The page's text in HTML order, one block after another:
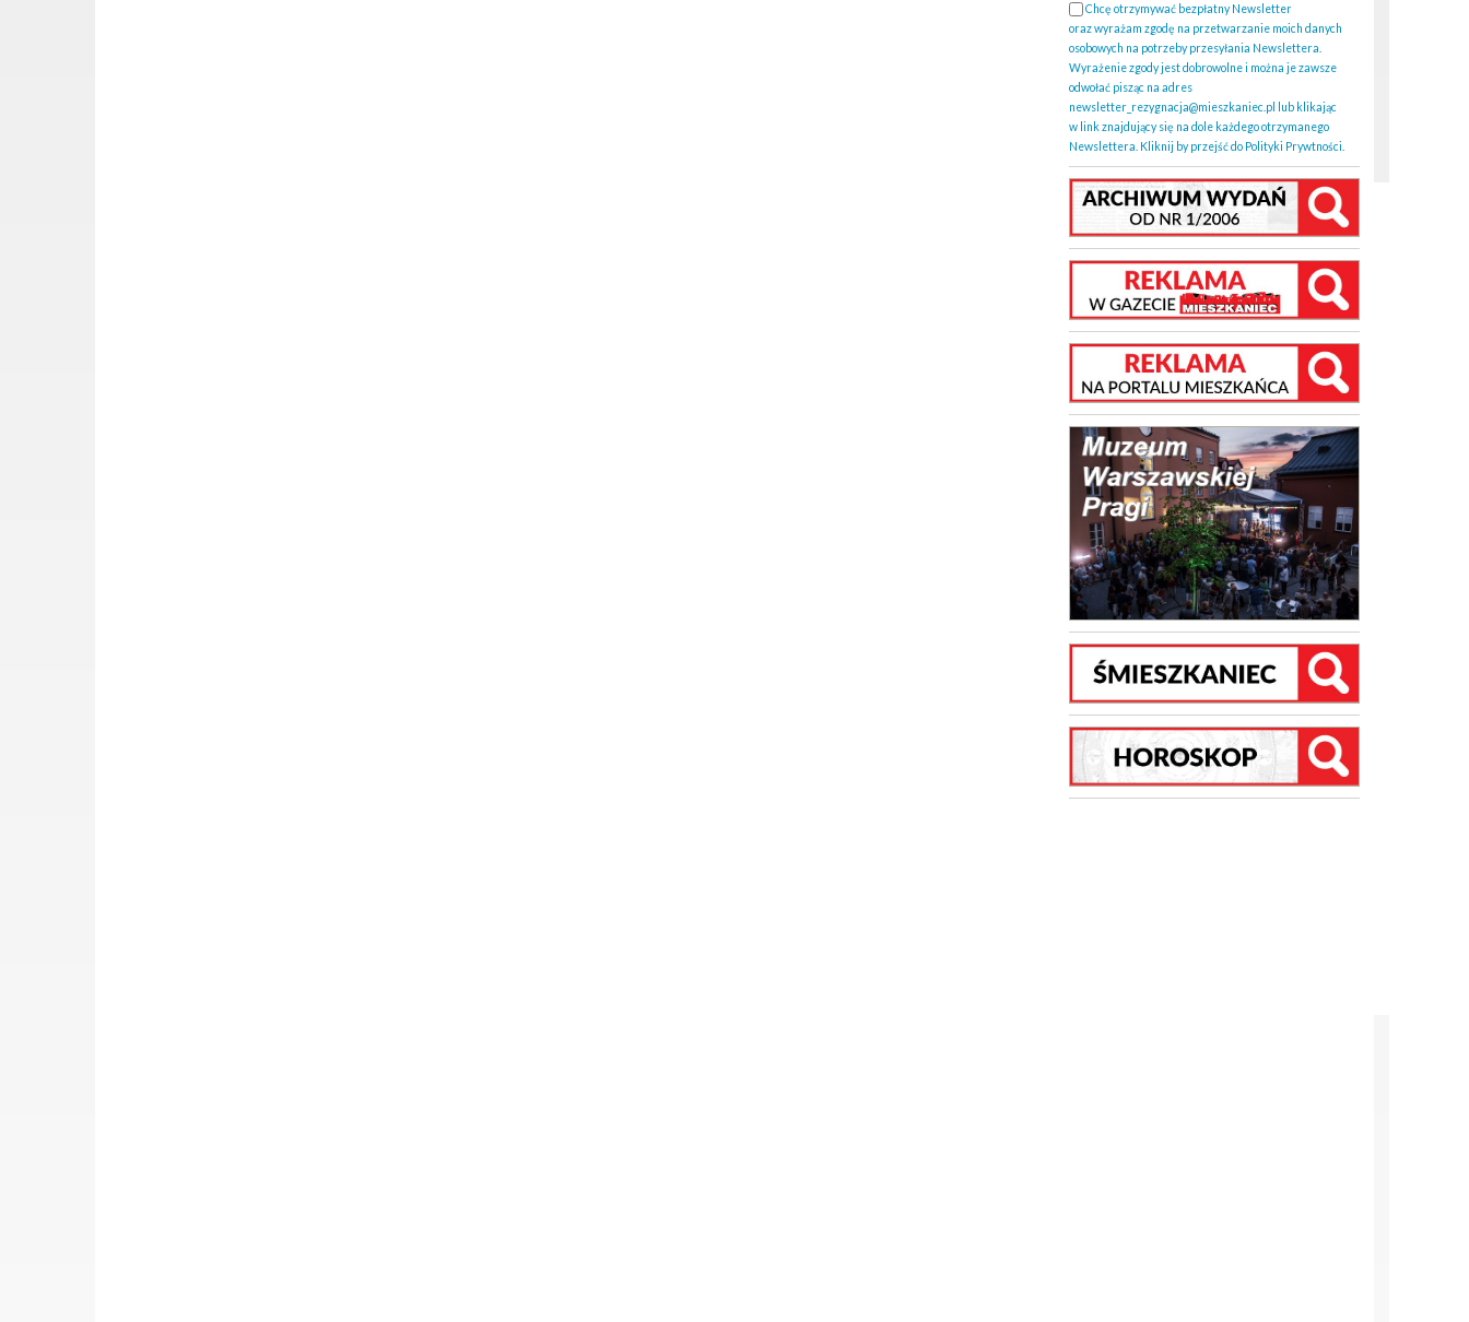
Chcę otrzymywać bezpłatny Newsletter
oraz wyrażam zgodę na przetwarzanie moich danych
osobowych na potrzeby przesyłania Newslettera.
Wyrażenie zgody jest dobrowolne i można je zawsze
odwołać pisząc na adres
newsletter_rezygnacja@mieszkaniec.pl lub klikając
w link znajdujący się na dole każdego otrzymanego
Newslettera. Kliknij by przejść do Polityki Prywtności.